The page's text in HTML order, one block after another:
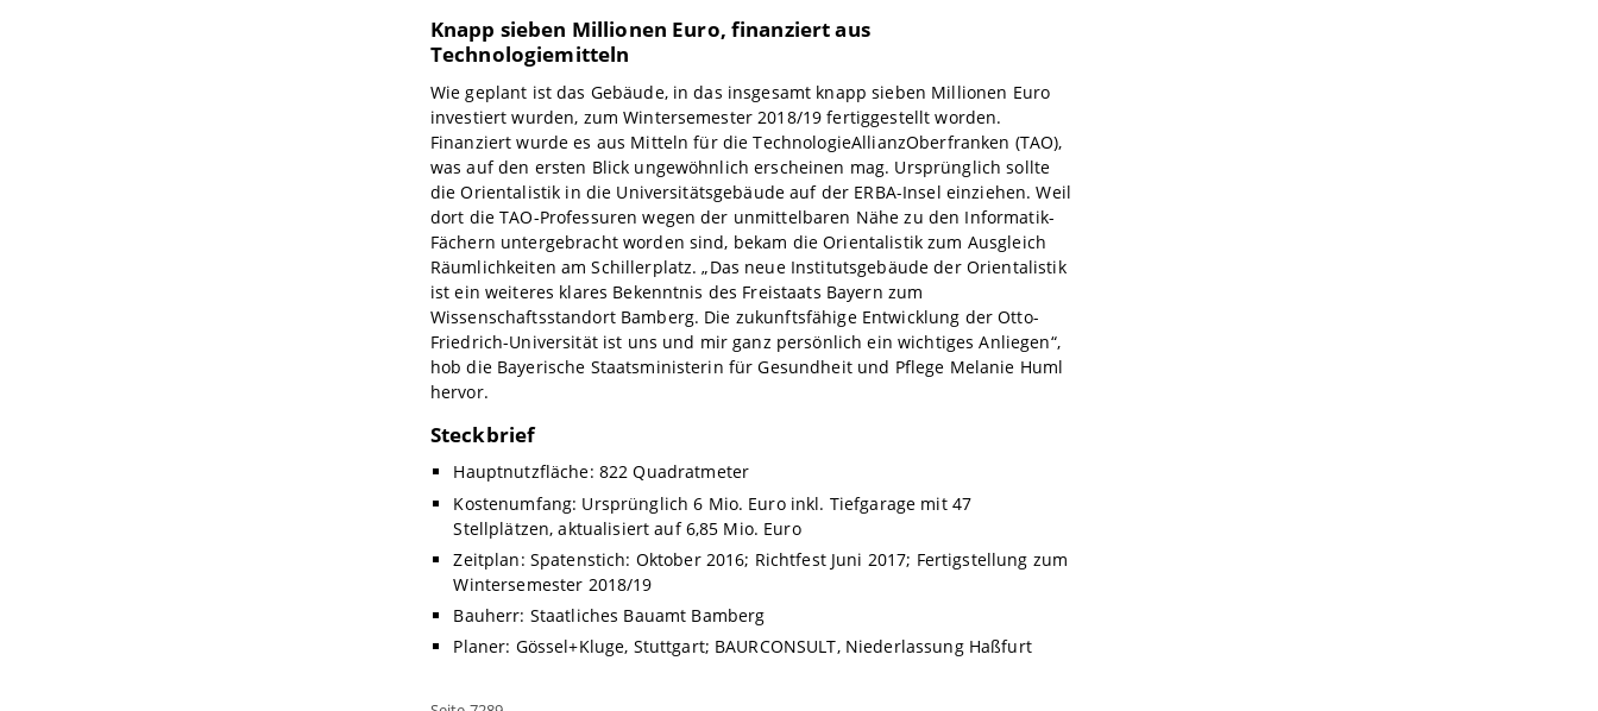
Knapp sieben Millionen Euro, finanziert aus
Technologiemitteln
Wie geplant ist das Gebäude, in das insgesamt knapp sieben Millionen Euro
investiert wurden, zum Wintersemester 2018/19 fertiggestellt worden.
Finanziert wurde es aus Mitteln für die TechnologieAllianzOberfranken (TAO),
was auf den ersten Blick ungewöhnlich erscheinen mag. Ursprünglich sollte
die Orientalistik in die Universitätsgebäude auf der ERBA-Insel einziehen. Weil
dort die TAO-Professuren wegen der unmittelbaren Nähe zu den Informatik-
Fächern untergebracht worden sind, bekam die Orientalistik zum Ausgleich
Räumlichkeiten am Schillerplatz. „Das neue Institutsgebäude der Orientalistik
ist ein weiteres klares Bekenntnis des Freistaats Bayern zum
Wissenschaftsstandort Bamberg. Die zukunftsfähige Entwicklung der Otto-
Friedrich-Universität ist uns und mir ganz persönlich ein wichtiges Anliegen“,
hob die Bayerische Staatsministerin für Gesundheit und Pflege Melanie Huml
hervor.
Steckbrief
Hauptnutzfläche: 822 Quadratmeter
Kostenumfang: Ursprünglich 6 Mio. Euro inkl. Tiefgarage mit 47
Stellplätzen, aktualisiert auf 6,85 Mio. Euro
Zeitplan: Spatenstich: Oktober 2016; Richtfest Juni 2017; Fertigstellung zum
Wintersemester 2018/19
Bauherr: Staatliches Bauamt Bamberg
Planer: Gössel+Kluge, Stuttgart; BAURCONSULT, Niederlassung Haßfurt